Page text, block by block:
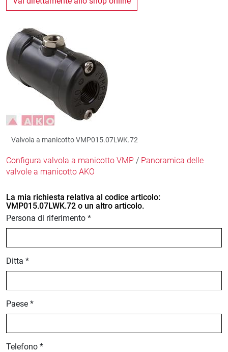
Valvola a manicotto VMP015.07LWK.72
Configura valvola a manicotto VMP / Panoramica delle
valvole a manicotto AKO
La mia richiesta relativa al codice articolo:
VMP015.07LWK.72 o un altro articolo.
Persona di riferimento *
Ditta *
Paese *
Telefono *